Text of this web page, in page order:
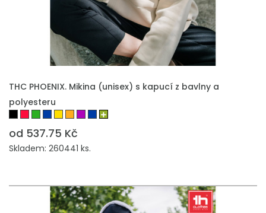
THC PHOENIX. Mikina (unisex) s kapucí z bavlny a
polyesteru
od 537.75 Kč
Skladem: 260441 ks.